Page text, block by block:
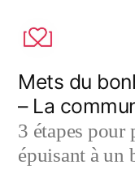
contenu
Mets du
– La
3 étapes pour
épuisant à un